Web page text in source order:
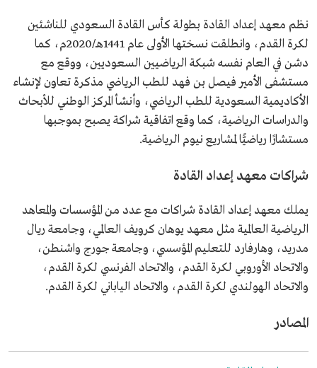
نظم معهد إعداد القادة بطولة كأس القادة السعودي للناشئين
لكرة القدم، وانطلقت نسختها الأولى عام 1441هـ/2020م، كما
دشن في العام نفسه شبكة الرياضيين السعوديين، ووقع مع
مستشفى الأمير فيصل بن فهد للطب الرياضي مذكرة تعاون لإنشاء
الأكاديمية السعودية للطب الرياضي، وأنشأ المركز الوطني للأبحاث
والدراسات الرياضية، كما وقع اتفاقية شراكة يصبح بموجبها
مستشارًا رياضيًّا لمشاريع نيوم الرياضية.
شراكات معهد إعداد القادة
يملك معهد إعداد القادة شراكات مع عدد من المؤسسات والمعاهد
الرياضية العالمية مثل معهد يوهان كرويف العالمي، وجامعة ريال
مدريد، وهارفارد للتعليم المؤسسي، وجامعة جورج واشنطن،
والاتحاد الأوروبي لكرة القدم، والاتحاد الفرنسي لكرة القدم،
والاتحاد الهولندي لكرة القدم، والاتحاد الياباني لكرة القدم.
المصادر